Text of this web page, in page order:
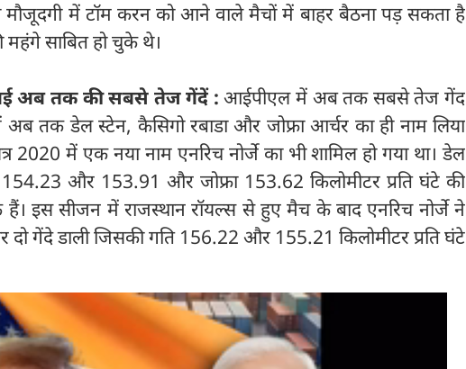
मौजूदगी में टॉम करन को आने वाले मैचों में बाहर बैठना पड़ सकता है
साबित हो चुके थे।
अब तक की सबसे तेज गेंदें : आईपीएल में अब तक सबसे तेज गेंद
तक डेल स्टेन, कैसिगो रबाडा और जोफ्रा आर्चर का ही नाम लिया
2020 में एक नया नाम एनरिच नोर्जे का भी शामिल हो गया था। डेल
और 153.91 और जोफ्रा 153.62 किलोमीटर प्रति घंटे की
इस सीजन में राजस्थान रॉयल्स से हुए मैच के बाद एनरिच नोर्जे ने
दो गेंदे डाली जिसकी गति 156.22 और 155.21 किलोमीटर प्रति घंटे